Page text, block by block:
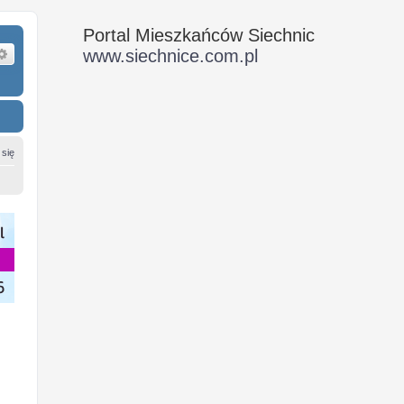
Wyszukiwanie zaawansowane
się
Portal Mieszkańców Siechnic
www.siechnice.com.pl